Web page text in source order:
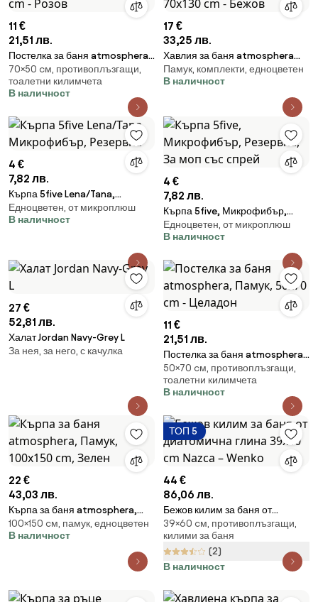
11 €
21,51 лв.
Постелка за баня atmosphera,
Памук, 50x70 cm - Розов
70×50 cм, противоплъзгащи,
тоалетни килимчета
В наличност
17 €
33,25 лв.
Хавлия за баня atmosphera
Joia, памук, 70x130 cm - Бежов
Памук, комплекти, едноцветен
В наличност
4 €
7,82 лв.
Кърпа 5five Lena/Tana,
Микрофибър, Резервна
Едноцветен, от микроплюш
В наличност
4 €
7,82 лв.
Кърпа 5five, Микрофибър,
Резервна, За моп със спрей
Едноцветен, от микроплюш
В наличност
27 €
52,81 лв.
Халат Jordan Navy-Grey L
За нея, за него, с качулка
11 €
21,51 лв.
Постелка за баня atmosphera,
Памук, 50x70 cm - Целадон
50×70 cм, противоплъзгащи,
тоалетни килимчета
В наличност
22 €
43,03 лв.
Кърпа за баня atmosphera,
Памук, 100x150 cm, Зелен
100×150 cм, памук, едноцветен
В наличност
ТОП 5
44 €
86,06 лв.
Бежов килим за баня от
диатомична глина 39x60 cm
Nazca – Wenko
39×60 cм, противоплъзгащи,
килими за баня
(2)
В наличност